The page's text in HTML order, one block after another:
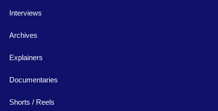
Interviews
Archives
Explainers
Documentaries
Shorts / Reels